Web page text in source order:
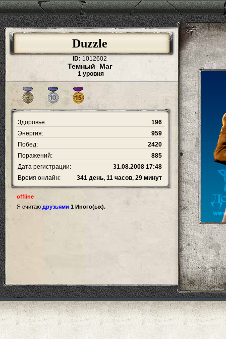
Duzzle
ID: 1012602
Темный Маг
1 уровня
Здоровье:
196
Энергия:
959
Побед:
2420
Поражений:
885
Дата регистрации:
31.08.2008 17:48
Время онлайн:
341 день, 11 часов, 29 минут
offline
Я считаю друзьями 1 Иного(ых).